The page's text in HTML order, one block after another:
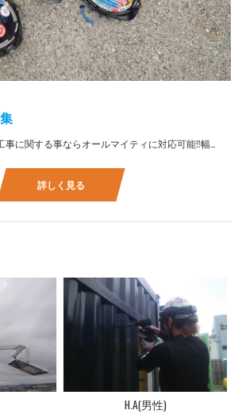
☆未経験者大歓迎 電気工事に関する事ならオールマイティに対応可能‼幅広く技術を身に付けて頂けます（室内配線・室外配線、スイッチコンセント取付け、照明器具取付け、配電盤取付け、エアコン取付け、LANケーブル配線、アンテナ取付けなど） 先輩社員が一から指導を行うため未経験の方でも安心して働いていただけます♪ ☆資格支援制度あり 実績があるからこそ社内で教習と経験を積んでいただくことで資格を当社で発行できることができます。 【工具支給致します】 また新品工具と新品作業服を完全支給を致します。 高品質の作業服と工具入社してくれた方には支給致します♪
詳しく見る
H.A(男性)